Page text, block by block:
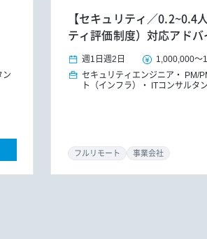
ン
【セキュリティ／0.2~0.4
ティ評価制度）対応アド
週1日 週2日 1,000,000～
セキュリティエンジニア
PM/
ト（インフラ）
ITコンサルタ
フルリモート 事業会社